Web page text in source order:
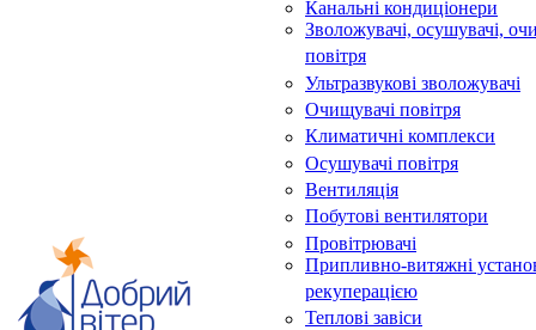
Канальні кондиціонери
Зволожувачі, осушувачі,
повітря
Ультразвукові зволожувачі
Очищувачі повітря
Климатичні комплекси
Осушувачі повітря
Вентиляція
Побутові вентилятори
Провітрювачі
Припливно-витяжні
рекуперацією
Теплові завіси